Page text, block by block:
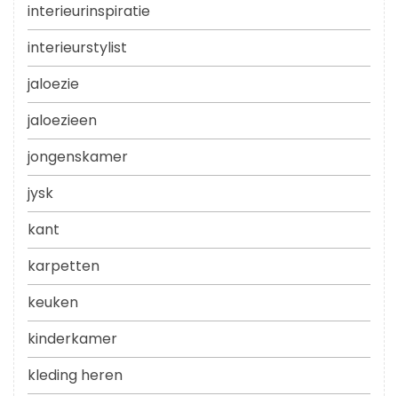
interieurinspiratie
interieurstylist
jaloezie
jaloezieen
jongenskamer
jysk
kant
karpetten
keuken
kinderkamer
kleding heren